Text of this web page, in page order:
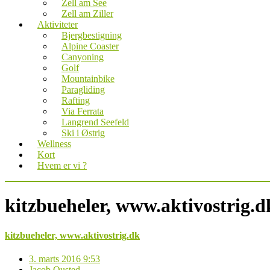
Zell am See
Zell am Ziller
Aktiviteter
Bjergbestigning
Alpine Coaster
Canyoning
Golf
Mountainbike
Paragliding
Rafting
Via Ferrata
Langrend Seefeld
Ski i Østrig
Wellness
Kort
Hvem er vi ?
kitzbueheler,
kitzbueheler, www.aktivostrig.dk
3. marts 2016 9:53